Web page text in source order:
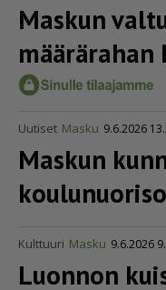
Maskun
määrärahan
Uutiset Masku 9.6.2026
Maskun
Kulttuuri Masku 9.6.2026
Luonnon